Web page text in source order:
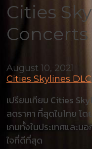
Cities
Concerts
August 10, 2021
Cities Skylines DLC
เปรียบเทียบ Cities
ลดราคา ที่สุดในไทย โ
เกมทั้งในประเทศและน
ใจที่ดีที่สุด